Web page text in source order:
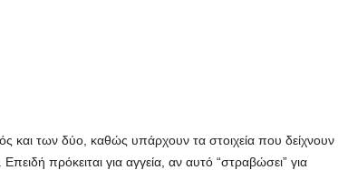
και των δύο, καθώς υπάρχουν τα στοιχεία που δείχνουν
πρόκειται για αγγεία, αν αυτό “στραβώσει” για